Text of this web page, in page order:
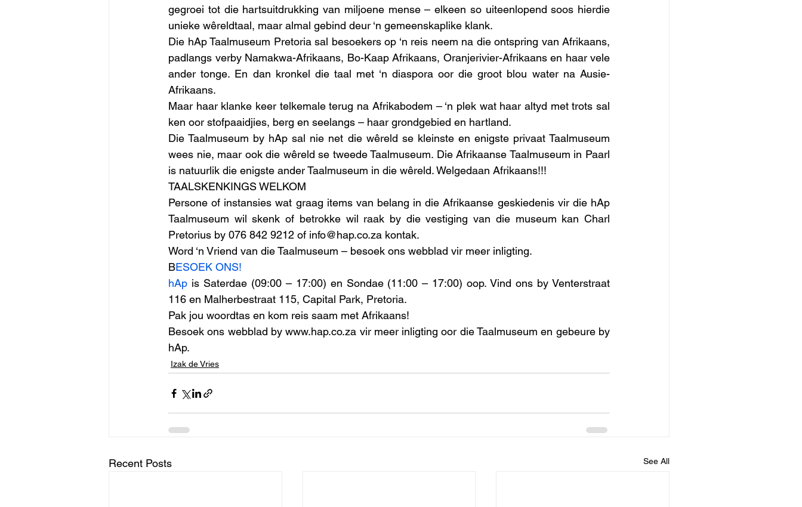
gegroei tot die hartsuitdrukking van miljoene mense – elkeen so uiteenlopend soos hierdie
unieke wêreldtaal, maar almal gebind deur ‘n gemeenskaplike klank.
Die hAp Taalmuseum Pretoria sal besoekers op ‘n reis neem na die ontspring van Afrikaans,
padlangs verby Namakwa-Afrikaans, Bo-Kaap Afrikaans, Oranjerivier-Afrikaans en haar vele
ander tonge. En dan kronkel die taal met ‘n diaspora oor die groot blou water na Ausie-
Afrikaans.
Maar haar klanke keer telkemale terug na Afrikabodem – ‘n plek wat haar altyd met trots sal
ken oor stofpaaidjies, berg en seelangs – haar grondgebied en hartland.
Die Taalmuseum by hAp sal nie net die wêreld se kleinste en enigste privaat Taalmuseum
wees nie, maar ook die wêreld se tweede Taalmuseum. Die Afrikaanse Taalmuseum in Paarl
is natuurlik die enigste ander Taalmuseum in die wêreld. Welgedaan Afrikaans!!!
TAALSKENKINGS WELKOM
Persone of instansies wat graag items van belang in die Afrikaanse geskiedenis vir die hAp
Taalmuseum wil skenk of betrokke wil raak by die vestiging van die museum kan Charl
Pretorius by 076 842 9212 of info@hap.co.za kontak.
Word ‘n Vriend van die Taalmuseum – besoek ons webblad vir meer inligting.
BESOEK ONS!
hAp is Saterdae (09:00 – 17:00) en Sondae (11:00 – 17:00) oop. Vind ons by Venterstraat
116 en Malherbestraat 115, Capital Park, Pretoria.
Pak jou woordtas en kom reis saam met Afrikaans!
Besoek ons webblad by www.hap.co.za vir meer inligting oor die Taalmuseum en gebeure by
hAp.
Izak de Vries
Recent Posts See All